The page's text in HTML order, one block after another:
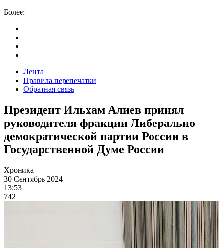
Более:
Лента
Правила перепечатки
Обратная связь
Президент Ильхам Алиев принял
руководителя фракции Либерально-
демократической партии России в
Государственной Думе России
Хроника
30 Сентябрь 2024
13:53
742